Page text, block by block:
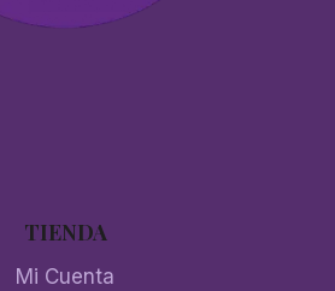
TIENDA
Mi Cuenta